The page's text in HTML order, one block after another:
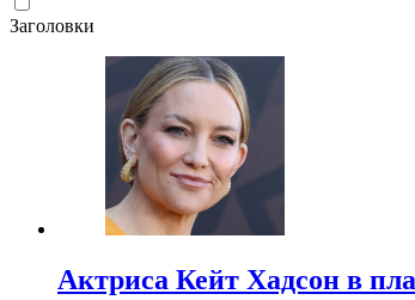
Заголовки
Актриса Кейт Хадсон в